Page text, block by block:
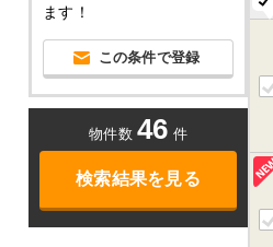
ます！
この条件で登録
物件数 46 件
検索結果を見る